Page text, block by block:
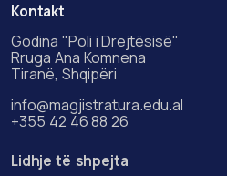
Kontakt
Godina "Poli i Drejtësisë"
Rruga Ana Komnena
Tiranë, Shqipëri
info@magjistratura.edu.al
+355 42 46 88 26
Lidhje të shpejta